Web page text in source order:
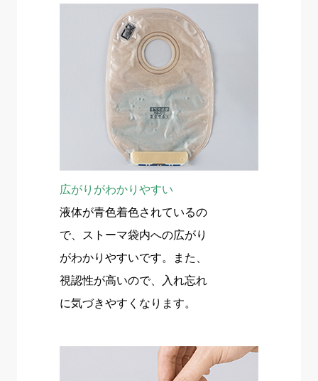
広がりがわかりやすい
液体が青色着色されているの
で、ストーマ袋内への広がり
がわかりやすいです。また、
視認性が高いので、入れ忘れ
に気づきやすくなります。